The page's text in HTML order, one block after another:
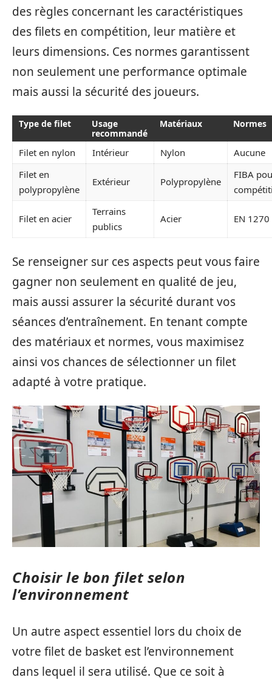
des règles concernant les caractéristiques
des filets en compétition, leur matière et
leurs dimensions. Ces normes garantissent
non seulement une performance optimale
mais aussi la sécurité des joueurs.
Type de filet
Usage
recommandé
Matériaux Normes
Filet en nylon Intérieur Nylon
Aucune
Filet en
polypropylène
Extérieur Polypropylène
FIBA
Filet en acier
Terrains
publics
Acier EN 1270
Se renseigner sur ces aspects peut vous faire
gagner non seulement en qualité de jeu,
mais aussi assurer la sécurité durant vos
séances d’entraînement. En tenant compte
des matériaux et normes, vous maximisez
ainsi vos chances de sélectionner un filet
adapté à votre pratique.
Choisir le bon filet selon
l’environnement
Un autre aspect essentiel lors du choix de
votre filet de basket est l’environnement
dans lequel il sera utilisé. Que ce soit à